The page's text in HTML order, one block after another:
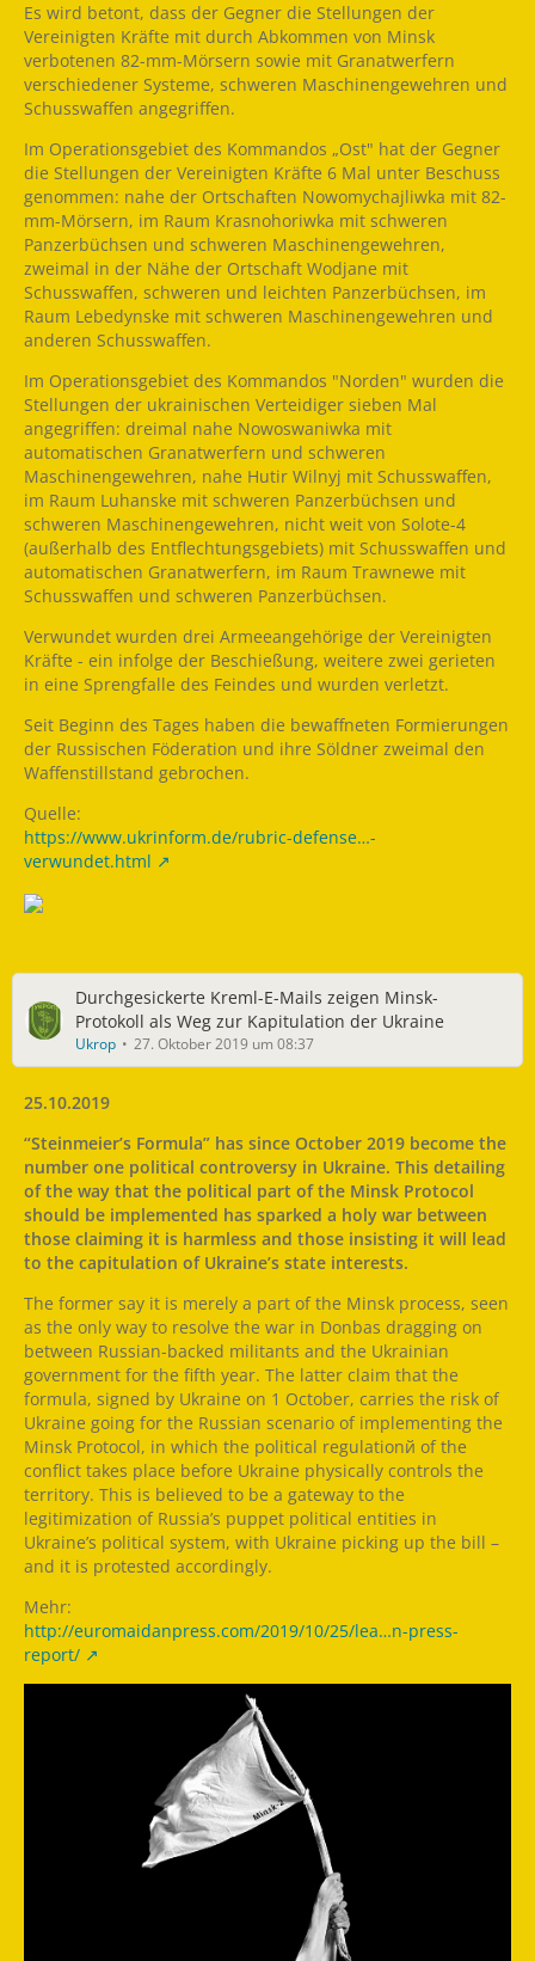
Es wird betont, dass der Gegner die Stellungen der
Vereinigten Kräfte mit durch Abkommen von Minsk
verbotenen 82-mm-Mörsern sowie mit Granatwerfern
verschiedener Systeme, schweren Maschinengewehren und
Schusswaffen angegriffen.
Im Operationsgebiet des Kommandos „Ost" hat der Gegner
die Stellungen der Vereinigten Kräfte 6 Mal unter Beschuss
genommen: nahe der Ortschaften Nowomychajliwka mit 82-
mm-Mörsern, im Raum Krasnohoriwka mit schweren
Panzerbüchsen und schweren Maschinengewehren,
zweimal in der Nähe der Ortschaft Wodjane mit
Schusswaffen, schweren und leichten Panzerbüchsen, im
Raum Lebedynske mit schweren Maschinengewehren und
anderen Schusswaffen.
Im Operationsgebiet des Kommandos "Norden" wurden die
Stellungen der ukrainischen Verteidiger sieben Mal
angegriffen: dreimal nahe Nowoswaniwka mit
automatischen Granatwerfern und schweren
Maschinengewehren, nahe Hutir Wilnyj mit Schusswaffen,
im Raum Luhanske mit schweren Panzerbüchsen und
schweren Maschinengewehren, nicht weit von Solote-4
(außerhalb des Entflechtungsgebiets) mit Schusswaffen und
automatischen Granatwerfern, im Raum Trawnewe mit
Schusswaffen und schweren Panzerbüchsen.
Verwundet wurden drei Armeeangehörige der Vereinigten
Kräfte - ein infolge der Beschießung, weitere zwei gerieten
in eine Sprengfalle des Feindes und wurden verletzt.
Seit Beginn des Tages haben die bewaffneten Formierungen
der Russischen Föderation und ihre Söldner zweimal den
Waffenstillstand gebrochen.
Quelle:
https://www.ukrinform.de/rubric-defense…-
verwundet.html
Durchgesickerte Kreml-E-Mails zeigen Minsk-
Protokoll als Weg zur Kapitulation der Ukraine
Ukrop 27. Oktober 2019 um 08:37
25.10.2019
“Steinmeier’s Formula” has since October 2019 become the
number one political controversy in Ukraine. This detailing
of the way that the political part of the Minsk Protocol
should be implemented has sparked a holy war between
those claiming it is harmless and those insisting it will lead
to the capitulation of Ukraine’s state interests.
The former say it is merely a part of the Minsk process, seen
as the only way to resolve the war in Donbas dragging on
between Russian-backed militants and the Ukrainian
government for the fifth year. The latter claim that the
formula, signed by Ukraine on 1 October, carries the risk of
Ukraine going for the Russian scenario of implementing the
Minsk Protocol, in which the political regulationй of the
conflict takes place before Ukraine physically controls the
territory. This is believed to be a gateway to the
legitimization of Russia’s puppet political entities in
Ukraine’s political system, with Ukraine picking up the bill –
and it is protested accordingly.
Mehr:
http://euromaidanpress.com/2019/10/25/lea…n-press-
report/